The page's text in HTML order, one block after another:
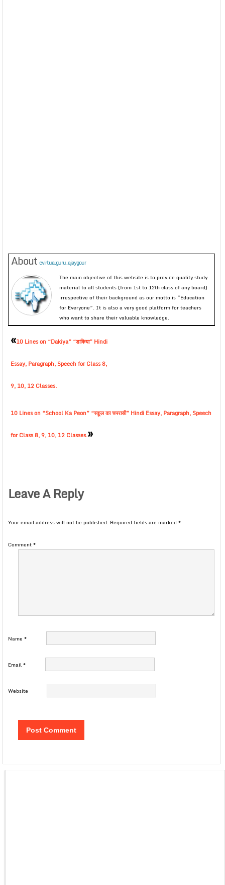
About evirtualguru_ajaygour
The main objective of this website is to provide quality study
material to all students (from 1st to 12th class of any board)
irrespective of their background as our motto is “Education
for Everyone”. It is also a very good platform for teachers
who want to share their valuable knowledge.
«10 Lines on “Dakiya” “डाकिया” Hindi
Essay, Paragraph, Speech for Class 8,
9, 10, 12 Classes.
10 Lines on “School Ka Peon” “स्कूल का चपरासी” Hindi Essay, Paragraph, Speech
for Class 8, 9, 10, 12 Classes.»
Leave A Reply
Your email address will not be published. Required fields are marked *
Comment*
Name *
Email*
Website